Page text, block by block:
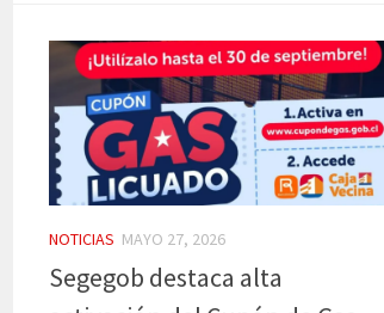
NOTICIAS MAYO 27, 2026
Segegob destaca alta